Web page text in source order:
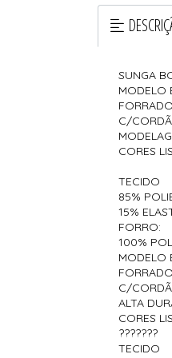
SUNGA
MODELO
FORRADO
C/
CORES
TECIDO
85%
15%
FORRO:
100%
MODELO
FORRADO
C/
ALTA
CORES
???????
TECIDO